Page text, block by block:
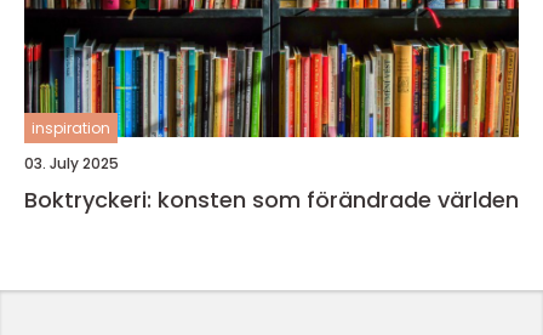
inspiration
03. July 2025
Boktryckeri: konsten som förändrade världen